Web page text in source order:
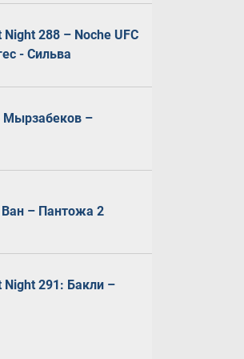
Night 288 – Noche UFC
- Сильва
Мырзабеков –
Ван – Пантожа 2
Night 291: Бакли –